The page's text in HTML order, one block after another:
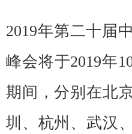
2019年第二十届
峰会将于2019年
期间，分别在北
圳、杭州、武汉